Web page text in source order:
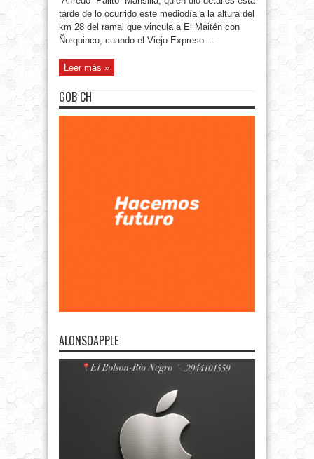
tarde de lo ocurrido este mediodía a la altura del
km 28 del ramal que vincula a El Maitén con
Ñorquinco, cuando el Viejo Expreso ...
Leer más »
GOB CH
ALONSOAPPLE